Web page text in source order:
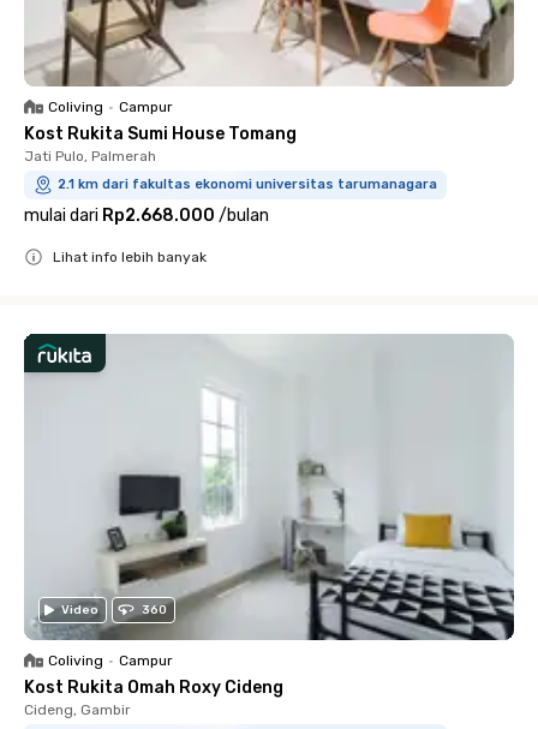
Coliving • Campur
Kost Rukita Sumi House Tomang
Jati Pulo, Palmerah
2.1 km dari fakultas ekonomi universitas tarumanagara
mulai dari Rp2.668.000 /bulan
Lihat info lebih banyak
Video 360
Coliving • Campur
Kost Rukita Omah Roxy Cideng
Cideng, Gambir